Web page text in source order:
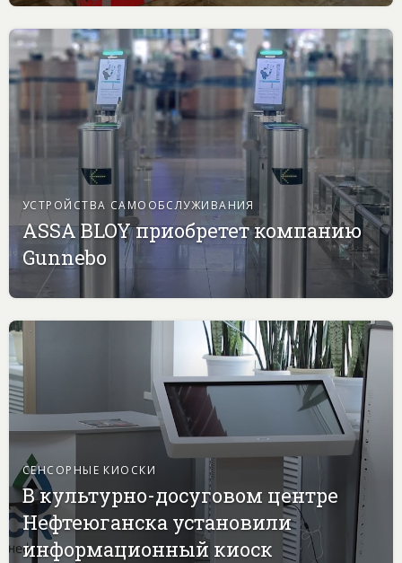
УСТРОЙСТВА САМООБСЛУЖИВАНИЯ
ASSA BLOY приобретет компанию
Gunnebo
СЕНСОРНЫЕ КИОСКИ
В культурно-досуговом центре
Нефтеюганска установили
информационный киоск